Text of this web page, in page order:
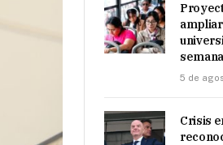
5 de
Crisis